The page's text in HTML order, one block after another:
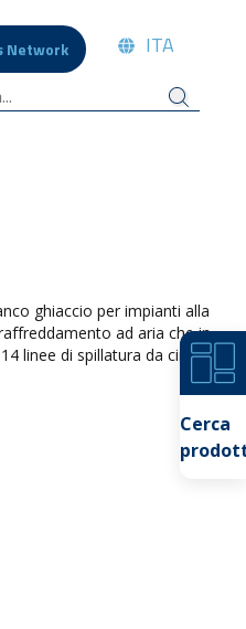
Network ITA
for Risorse
Cerca
ghiaccio per impianti alla
ad aria che in
linee di spillatura da circa